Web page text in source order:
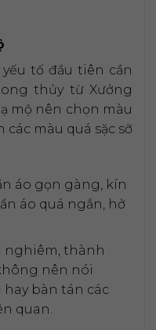
tố đầu tiên cần
thủy từ Xưởng
mộ nên chọn màu
màu quá sặc sỡ
áo gọn gàng, kín
áo quá ngắn, hở
nghiêm, thành
nên nói
hay bàn tán các
quan.